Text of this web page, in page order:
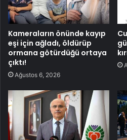
Kameraların önünde kayıp
eşi için ağladı, öldürüp
ormana götürdüğü ortaya
çıktı!
Ağustos 6, 2026